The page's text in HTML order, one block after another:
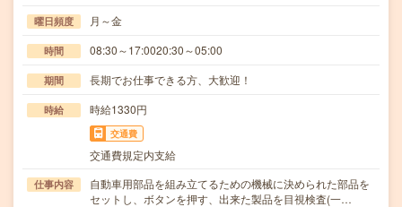
曜日頻度 月～金
時間 08:30～17:0020:30～05:00
期間 長期でお仕事できる方、大歓迎！
時給 時給1330円
交通費
交通費規定内支給
仕事内容
自動車用部品を組み立てるための機械に決められた部品を
セットし、ボタンを押す、出来た製品を目視検査(一…